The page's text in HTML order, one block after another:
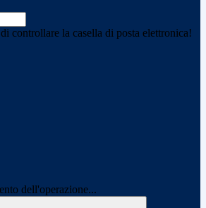
controllare la casella di posta elettronica!
dell'operazione...